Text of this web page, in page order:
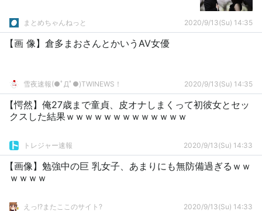
まとめちゃんねっと 2020/9/13(Su) 14:35
【画 像】倉多まおさんとかいうAV女優
雪夜速報(●ﾟДﾟ●)TWINEWS！ 2020/9/13(Su) 14:35
【愕然】俺27歳まで童貞、皮オナしまくって初彼女とセッ
クスした結果ｗｗｗｗｗｗｗｗｗｗｗｗｗ
トレジャー速報 2020/9/13(Su) 14:33
【画像】勉強中の巨 乳女子、あまりにも無防備過ぎるｗｗ
ｗｗｗｗ
えっ!?またここのサイト? 2020/9/13(Su) 14:33